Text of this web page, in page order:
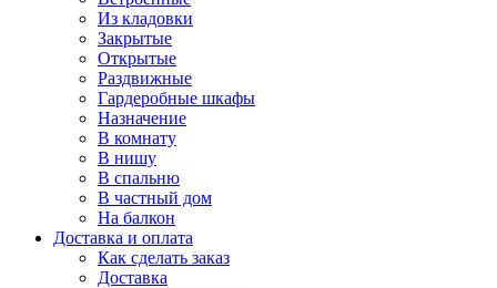
Из кладовки
Закрытые
Открытые
Раздвижные
Гардеробные шкафы
Назначение
В комнату
В нишу
В спальню
В частный дом
На балкон
Доставка и оплата
Как сделать заказ
Доставка